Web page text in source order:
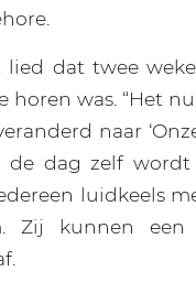
lied dat twee
horen was. “Het
naar
dag zelf
luidkeels
Zij kunnen